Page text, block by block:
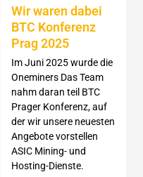
Wir waren dabei
BTC Konferenz
Prag 2025
Im Juni 2025 wurde die
Oneminers Das Team
nahm daran teil BTC
Prager Konferenz, auf
der wir unsere neuesten
Angebote vorstellen
ASIC Mining- und
Hosting-Dienste.